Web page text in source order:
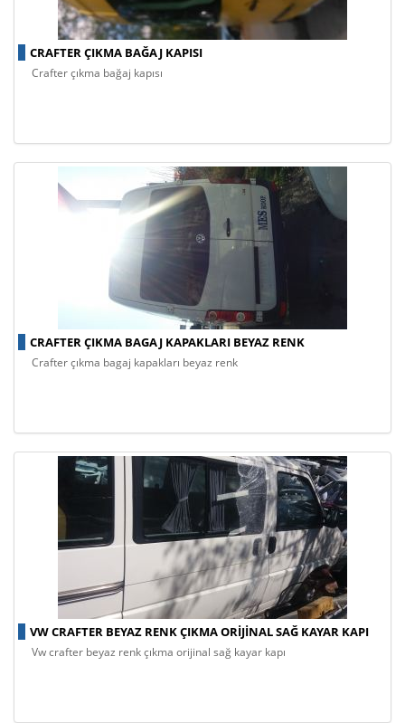
CRAFTER ÇIKMA BAĞAJ KAPISI
crafter çıkma bağaj kapısı
CRAFTER ÇIKMA BAGAJ KAPAKLARI BEYAZ RENK
crafter çıkma bagaj kapakları beyaz renk
VW CRAFTER BEYAZ RENK ÇIKMA ORIJINAL SAĞ KAYAR KAPI
vw crafter beyaz renk çıkma orijinal sağ kayar kapı